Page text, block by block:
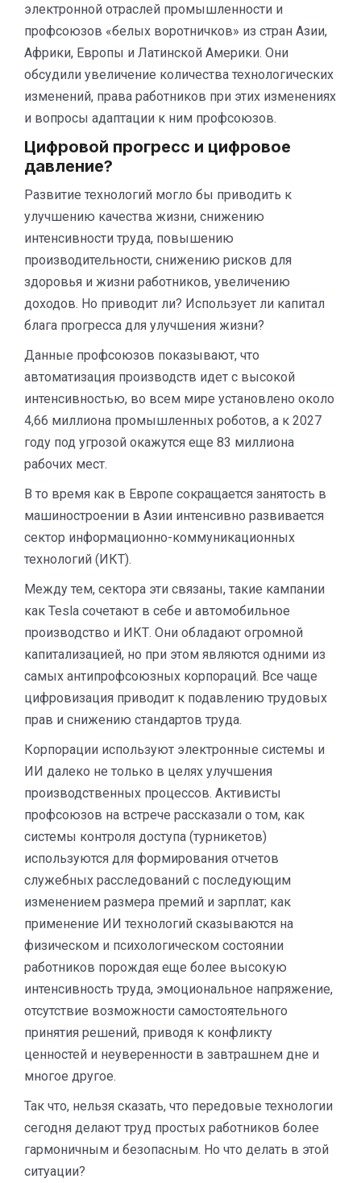
электронной отраслей промышленности и
профсоюзов «белых воротничков» из стран Азии,
Африки, Европы и Латинской Америки. Они
обсудили увеличение количества технологических
изменений, права работников при этих изменениях
и вопросы адаптации к ним профсоюзов.
Цифровой прогресс и цифровое
давление?
Развитие технологий могло бы приводить к
улучшению качества жизни, снижению
интенсивности труда, повышению
производительности, снижению рисков для
здоровья и жизни работников, увеличению
доходов. Но приводит ли? Использует ли капитал
блага прогресса для улучшения жизни?
Данные профсоюзов показывают, что
автоматизация производств идет с высокой
интенсивностью, во всем мире установлено около
4,66 миллиона промышленных роботов, а к 2027
году под угрозой окажутся еще 83 миллиона
рабочих мест.
В то время как в Европе сокращается занятость в
машиностроении в Азии интенсивно развивается
сектор информационно-коммуникационных
технологий (ИКТ).
Между тем, сектора эти связаны, такие кампании
как Tesla сочетают в себе и автомобильное
производство и ИКТ. Они обладают огромной
капитализацией, но при этом являются одними из
самых антипрофсоюзных корпораций. Все чаще
цифровизация приводит к подавлению трудовых
прав и снижению стандартов труда.
Корпорации используют электронные системы и
ИИ далеко не только в целях улучшения
производственных процессов. Активисты
профсоюзов на встрече рассказали о том, как
системы контроля доступа (турникетов)
используются для формирования отчетов
служебных расследований с последующим
изменением размера премий и зарплат; как
применение ИИ технологий сказываются на
физическом и психологическом состоянии
работников порождая еще более высокую
интенсивность труда, эмоциональное напряжение,
отсутствие возможности самостоятельного
принятия решений, приводя к конфликту
ценностей и неуверенности в завтрашнем дне и
многое другое.
Так что, нельзя сказать, что передовые технологии
сегодня делают труд простых работников более
гармоничным и безопасным. Но что делать в этой
ситуации?